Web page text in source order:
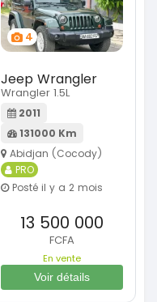
4
Jeep Wrangler
Wrangler 1.5L
2011
131000 Km
Abidjan (Cocody)
PRO
Posté il y a 2 mois
13 500 000
FCFA
En vente
Voir détails